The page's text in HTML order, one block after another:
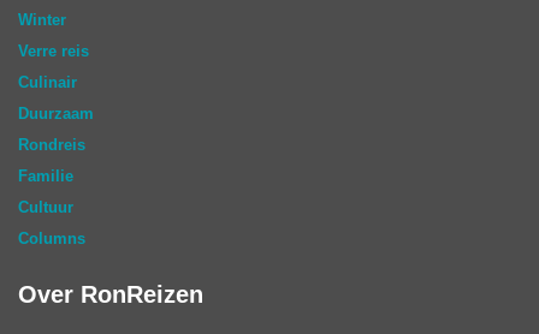
Winter
Verre reis
Culinair
Duurzaam
Rondreis
Familie
Cultuur
Columns
Over RonReizen